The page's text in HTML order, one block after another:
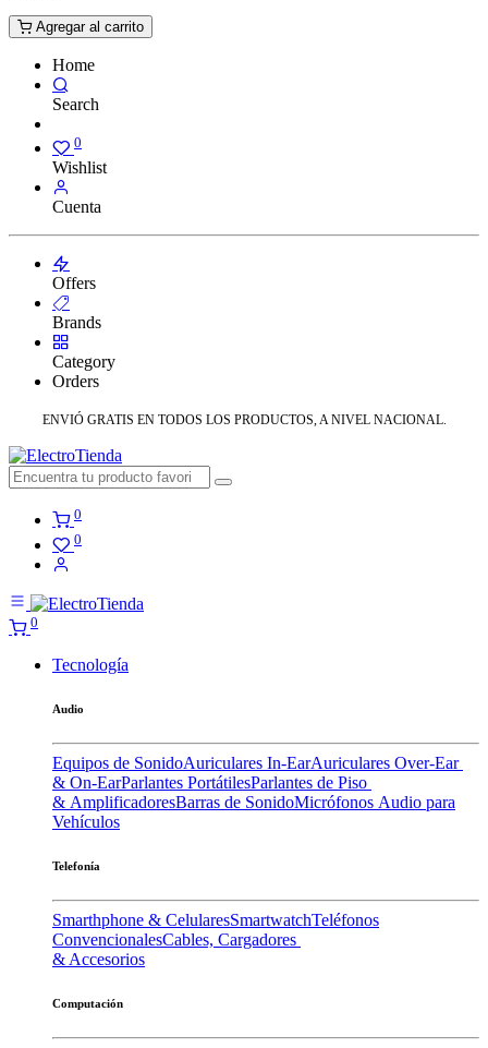
Agregar al carrito
Home
Search
0
Wishlist
Cuenta
Offers
Brands
Category
Orders
ENVIÓ GRATIS EN TODOS LOS PRODUCTOS, A NIVEL NACIONAL.
0
0
0
Tecnología
Audio
Equipos de SonidoAuriculares In-EarAuriculares Over-Ear
& On-EarParlantes PortátilesParlantes de Piso
& AmplificadoresBarras de SonidoMicrófonos Audio para
Vehículos
Telefonía
Smarthphone & CelularesSmartwatchTeléfonos
ConvencionalesCables, Cargadores
& Accesorios
Computación